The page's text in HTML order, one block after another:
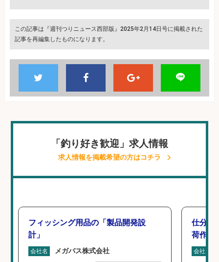
この記事は『週刊つりニュース西部版』2025年2月14日号に掲載された
記事を再編集したものになります。
「釣り好き歓迎」求人情報
求人情報を掲載希望の方はコチラ
フィッシング用品の「製品開発設
計」
会社名 メガバス株式会社
仕分け
荷作業
会社名